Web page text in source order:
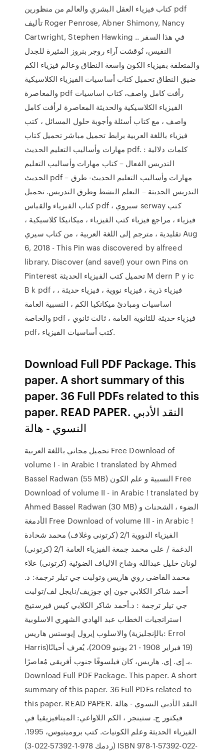
كتاب فيزياء العقل البشري والعالم من منظورين pdf
تأليف Roger Penrose, Abner Shimony, Nancy
Cartwright, Stephen Hawking .. في هذا السفر
النفيس، نُوقشت آراء روجر بنروز المثيرة للجدل
والمتعلقة بفيزياء الكون واسعة النطاق وعالم فيزياء الكم
ضيق النطاق تحميل كتاب أساسيات الفيزياء الكلاسيكية
والمعاصرة pdf رأفت كامل واصف، كتاب اساسيات
الفيزياء الكلاسيكية والحديثة المعاصرة لرأفت كامل
واصف ، مع كتاب أسئلة وأجوبة حلول المسائل ، كتب
فيزياء باللغة العربية برابط تحميل مباشر تحميل كتاب
مهارات وأساليب التعليم الحديث pdf. كلمات دلالية :
التدريس الفعال – كتاب مهارات وأساليب التعليم
الحديث pdf – مهارات وأساليب التعليم الحديث- طرق
التدريس الحديثة – التعلم النشط وطرق التدريس. تحميل
كتاب الفيزياء والقياس pdf ، سيروي serway كتب
فيزياء ، مراجع فيزياء كتب الفيزياء ، ميكانيكا كلاسيكية ،
تقليدية ، مترجم إلى اللغة العربية ، من كتاب سيري Aug
6, 2018 - This Pin was discovered by alfreed
library. Discover (and save!) your own Pins on
Pinterest تحميل كتب الفيزياء الحديثة M dern P y ic
B k pdf ، فيزياء ذرية ، فيزياء نووية ، فيزياء حديثة ،
اساسيات ومبادئ ميكانكيا الكم ، النسبية العامة
والخاصة pdf ، فيزياء حديثة للثانوية العامة ، ثالث ثانوي
pdf، كتب أساسيات الفيزياء.
Download Full PDF Package. This
paper. A short summary of this
paper. 36 Full PDFs related to this
paper. READ PAPER. النقد الأدبي
النسوي - هالة
تحميل مجاني باللغة العربية Free Download of
volume I - in Arabic ! translated by Ahmed
Bassel Radwan (55 MB) النسبیة و علم الكون Free
Download of volume II - in Arabic ! translated by
Ahmed Bassel Radwan (30 MB) الضوء ، الشحنات و
الأدمغة Free Download of volume III - in Arabic !
الفيزياء النووية 2/1 (كرتونى وغلاف) محمد شحادة
الدغمة / على محمد جمعة الفيزياء العامة 2/1 (كرتونى)
لونان خليل عبدالله وشاح الالياف الضوئية (كرتونى) علاء
محمد القاضى روي هاريس وتولبت جي تيلر ترجمة: د.
أحمد شاكر الكلابي جون إي جوزيف/نايجل لف/تولبت
جي تيلر ترجمة : د.أحمد شاكر الكلابي كيس فيرستيج
استراتجيات الخطاب عبد الهادي الشهري الاسلوبية
والاسلوب إيرول إيوستس هاريس (بالإنجليزية: Errol
Harris)‏ (19 فبراير 1908 - 21 يونيو 2009)، يُعرف أحيانًا
بـ إي. إي. هاريس، كان فيلسوفًا جنوب أفريقي مُعاصرًا.
Download Full PDF Package. This paper. A short
summary of this paper. 36 Full PDFs related to
this paper. READ PAPER. النقد الأدبي النسوي - هالة
فيكتور ج. ستينجر ، الكم اللاواعي: الميتافيزيقيا في
الفيزياء الحديثة وعلم الكونيات. كتب بروميثيوس، 1995.
(ردمك 978-1-57392-022-3) ISBN 978-1-57392-022-